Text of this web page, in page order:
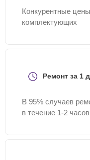
Конкурентные
комплектующих
Ремонт за 1
В 95% случаев
в течение 1-2 часов